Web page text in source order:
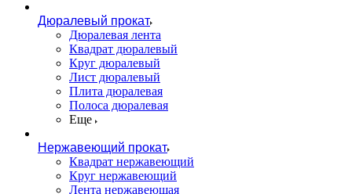
Дюралевый прокат
Дюралевая лента
Квадрат дюралевый
Круг дюралевый
Лист дюралевый
Плита дюралевая
Полоса дюралевая
Еще
Нержавеющий прокат
Квадрат нержавеющий
Круг нержавеющий
Лента нержавеющая